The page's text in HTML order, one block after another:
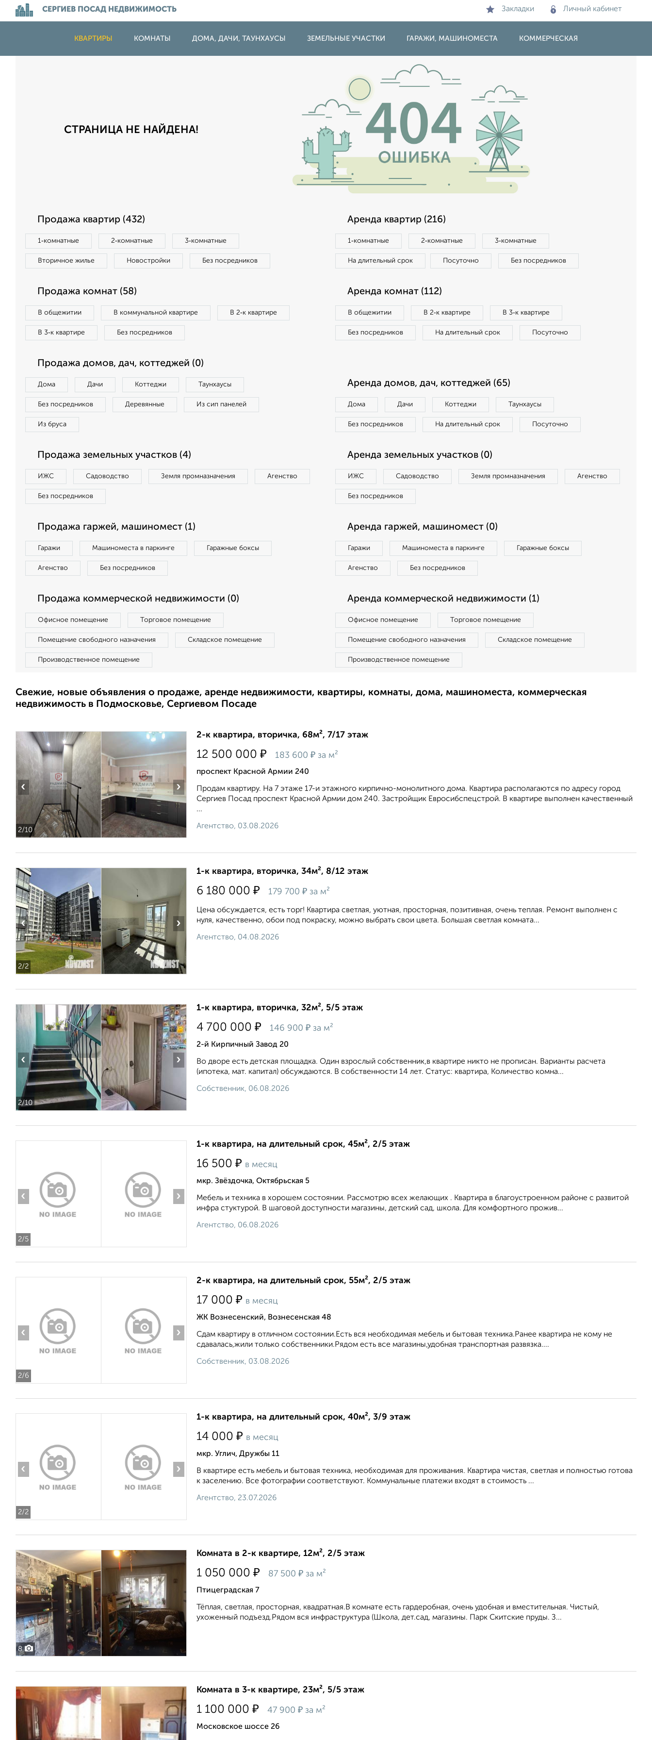
СЕРГИЕВ ПОСАД НЕДВИЖИМОСТЬ Закладки Личный кабинет
КВАРТИРЫ КОМНАТЫ ДОМА, ДАЧИ, ТАУНХАУСЫ ЗЕМЕЛЬНЫЕ УЧАСТКИ ГАРАЖИ, МАШИНОМЕСТА КОММЕРЧЕСКАЯ
СТРАНИЦА НЕ НАЙДЕНА!
Продажа квартир (432)
1‑комнатные 2‑комнатные 3‑комнатные
Вторичное жилье Новостройки Без посредников
Аренда квартир (216)
1‑комнатные 2‑комнатные 3‑комнатные
На длительный срок Посуточно Без посредников
Продажа комнат (58)
В общежитии В коммунальной квартире В 2‑к квартире
В 3‑к квартире Без посредников
Аренда комнат (112)
В общежитии В 2‑к квартире В 3‑к квартире
Без посредников На длительный срок Посуточно
Продажа домов, дач, коттеджей (0)
Дома Дачи Коттеджи Таунхаусы
Без посредников Деревянные Из сип панелей
Из бруса
Аренда домов, дач, коттеджей (65)
Дома Дачи Коттеджи Таунхаусы
Без посредников На длительный срок Посуточно
Продажа земельных участков (4)
ИЖС Садоводство Земля промназначения Агенство
Без посредников
Аренда земельных участков (0)
ИЖС Садоводство Земля промназначения Агенство
Без посредников
Продажа гаржей, машиномест (1)
Гаражи Машиноместа в паркинге Гаражные боксы
Агенство Без посредников
Аренда гаржей, машиномест (0)
Гаражи Машиноместа в паркинге Гаражные боксы
Агенство Без посредников
Продажа коммерческой недвижимости (0)
Офисное помещение Торговое помещение
Помещение свободного назначения Складское помещение
Производственное помещение
Аренда коммерческой недвижимости (1)
Офисное помещение Торговое помещение
Помещение свободного назначения Складское помещение
Производственное помещение
Свежие, новые объявления о продаже, аренде недвижимости, квартиры, комнаты, дома, машиноместа, коммерческая
недвижимость в Подмосковье, Сергиевом Посаде
2/10
‹ ›
2-к квартира, вторичка, 68м², 7/17 этаж
12 500 000 ₽ 183 600 ₽ за м²
проспект Красной Армии 240
Продам квартиру. На 7 этаже 17-и этажного кирпично-монолитного дома. Квартира располагаются по адресу город
Сергиев Посад проспект Красной Армии дом 240. Застройщик Евросибспецстрой. В квартире выполнен качественный
...
Агентство, 03.08.2026
2/2
‹ ›
1-к квартира, вторичка, 34м², 8/12 этаж
6 180 000 ₽ 179 700 ₽ за м²
Цена обсуждается, есть торг! Квартира светлая, уютная, просторная, позитивная, очень теплая. Ремонт выполнен с
нуля, качественно, обои под покраску, можно выбрать свои цвета. Большая светлая комната...
Агентство, 04.08.2026
2/10
‹ ›
1-к квартира, вторичка, 32м², 5/5 этаж
4 700 000 ₽ 146 900 ₽ за м²
2-й Кирпичный Завод 20
Во дворе есть детская площадка. Один взрослый собственник,в квартире никто не прописан. Варианты расчета
(ипотека, мат. капитал) обсуждаются. В собственности 14 лет. Статус: квартира, Количество комна...
Собственник, 06.08.2026
2/5
‹ ›
1-к квартира, на длительный срок, 45м², 2/5 этаж
16 500 ₽ в месяц
мкр. Звёздочка, Октябрьская 5
Мебель и техника в хорошем состоянии. Рассмотрю всех желающих . Квартира в благоустроенном районе с развитой
инфра стуктурой. В шаговой доступности магазины, детский сад, школа. Для комфортного прожив...
Агентство, 06.08.2026
2/6
‹ ›
2-к квартира, на длительный срок, 55м², 2/5 этаж
17 000 ₽ в месяц
ЖК Вознесенский, Вознесенская 48
Сдам квартиру в отличном состоянии.Есть вся необходимая мебель и бытовая техника.Ранее квартира не кому не
сдавалась,жили только собственники.Рядом есть все магазины,удобная транспортная развязка....
Собственник, 03.08.2026
2/2
‹ ›
1-к квартира, на длительный срок, 40м², 3/9 этаж
14 000 ₽ в месяц
мкр. Углич, Дружбы 11
В квартире есть мебель и бытовая техника, необходимая для проживания. Квартира чистая, светлая и полностью готова
к заселению. Все фотографии соответствуют. Коммунальные платежи входят в стоимость ...
Агентство, 23.07.2026
8
Комната в 2-к квартире, 12м², 2/5 этаж
1 050 000 ₽ 87 500 ₽ за м²
Птицеградская 7
Тёплая, светлая, просторная, квадратная.В комнате есть гардеробная, очень удобная и вместительная. Чистый,
ухоженный подъезд.Рядом вся инфраструктура (Школа, дет.сад, магазины. Парк Скитские пруды. З...
Комната в 3-к квартире, 23м², 5/5 этаж
1 100 000 ₽ 47 900 ₽ за м²
Московское шоссе 26